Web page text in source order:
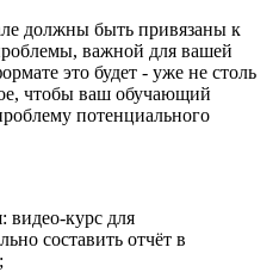
должны быть привязаны к
важной для вашей
это будет - уже не столь
чтобы ваш обучающий
потенциального
видео-курс для
составить отчёт в